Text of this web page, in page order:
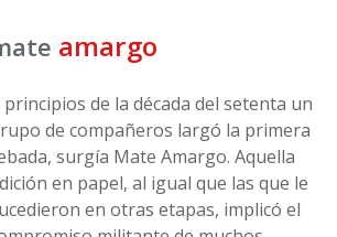
amargo
principios de la década del setenta un
de compañeros largó la primera
surgía Mate Amargo. Aquella
en papel, al igual que las que le
en otras etapas, implicó el